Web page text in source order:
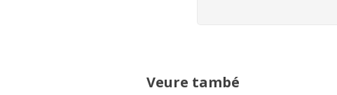
Veure també